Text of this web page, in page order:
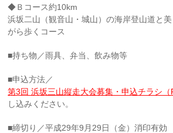
◆Ｂコース約10km
浜坂二山（観音山・城山）の海岸登山道と
がら歩くコース
■持ち物／雨具、弁当、飲み物等
■申込方法／
第3回 浜坂三山縦走大会募集・申込チラシ（
し込みください。
■締切り／平成29年9月29日（金）消印有効